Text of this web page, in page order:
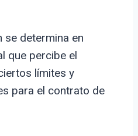
se determina en
que percibe el
límites y
para el contrato de